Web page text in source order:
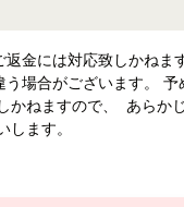
金には対応致しかね
場合がございます。
ねますので、 あらか
します。